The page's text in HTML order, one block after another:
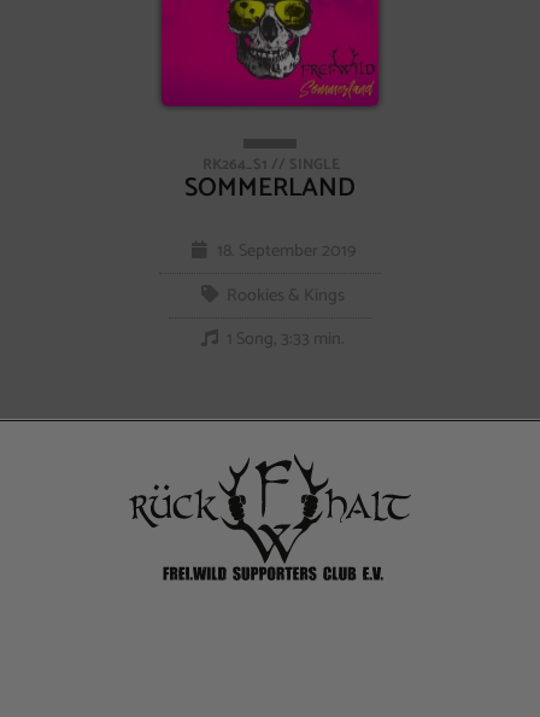
RK264_S1 // SINGLE
SOMMERLAND
18. September 2019
Rookies & Kings
1 Song, 3:33 min.